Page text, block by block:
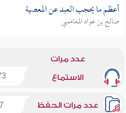
أعظم ما يحجب العبد عن المعصية
صالح بن عواد المغامسي
عدد مرات
الاستماع
عدد مرات الحفظ